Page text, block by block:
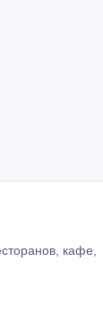
кафе,